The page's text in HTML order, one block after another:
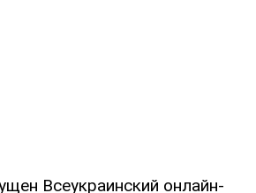
Всеукраинский онлайн-